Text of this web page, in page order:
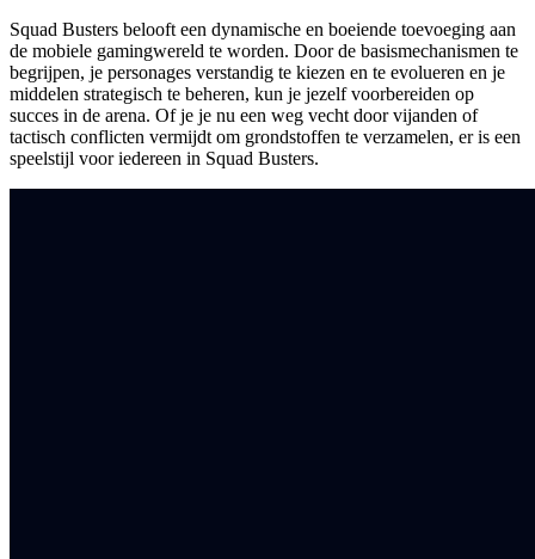
Squad Busters belooft een dynamische en boeiende toevoeging aan
de mobiele gamingwereld te worden. Door de basismechanismen te
begrijpen, je personages verstandig te kiezen en te evolueren en je
middelen strategisch te beheren, kun je jezelf voorbereiden op
succes in de arena. Of je je nu een weg vecht door vijanden of
tactisch conflicten vermijdt om grondstoffen te verzamelen, er is een
speelstijl voor iedereen in Squad Busters.